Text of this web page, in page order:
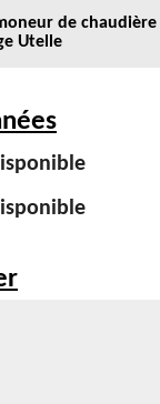
de chaudière
Utelle